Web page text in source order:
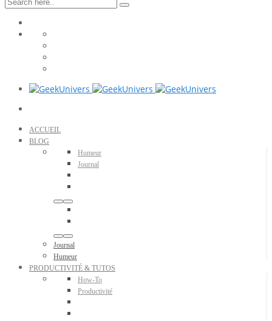
ACCUEIL
BLOG
Humeur
Journal
Journal
Humeur
PRODUCTIVITÉ & TUTOS
How-To
Productivité